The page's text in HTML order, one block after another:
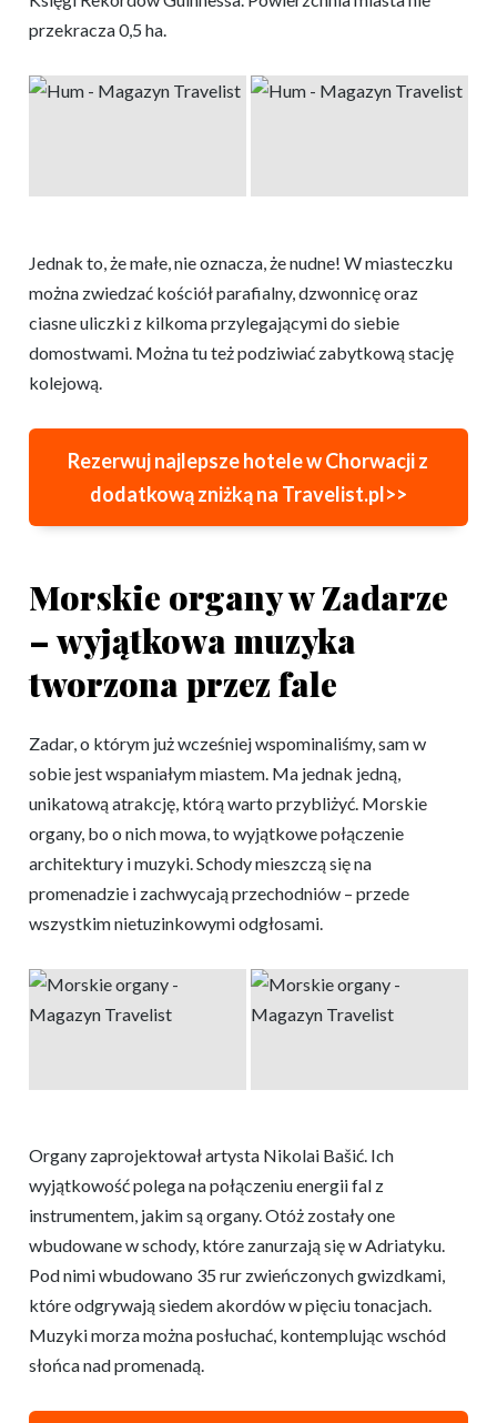
przekracza 0,5 ha.
Jednak to, że małe, nie oznacza, że nudne! W miasteczku
można zwiedzać kościół parafialny, dzwonnicę oraz
ciasne uliczki z kilkoma przylegającymi do siebie
domostwami. Można tu też podziwiać zabytkową stację
kolejową.
Rezerwuj najlepsze hotele w Chorwacji z
dodatkową zniżką na Travelist.pl>>
Morskie organy w Zadarze
– wyjątkowa muzyka
tworzona przez fale
Zadar, o którym już wcześniej wspominaliśmy, sam w
sobie jest wspaniałym miastem. Ma jednak jedną,
unikatową atrakcję, którą warto przybliżyć. Morskie
organy, bo o nich mowa, to wyjątkowe połączenie
architektury i muzyki. Schody mieszczą się na
promenadzie i zachwycają przechodniów – przede
wszystkim nietuzinkowymi odgłosami.
Organy zaprojektował artysta Nikolai Bašić. Ich
wyjątkowość polega na połączeniu energii fal z
instrumentem, jakim są organy. Otóż zostały one
wbudowane w schody, które zanurzają się w Adriatyku.
Pod nimi wbudowano 35 rur zwieńczonych gwizdkami,
które odgrywają siedem akordów w pięciu tonacjach.
Muzyki morza można posłuchać, kontemplując wschód
słońca nad promenadą.